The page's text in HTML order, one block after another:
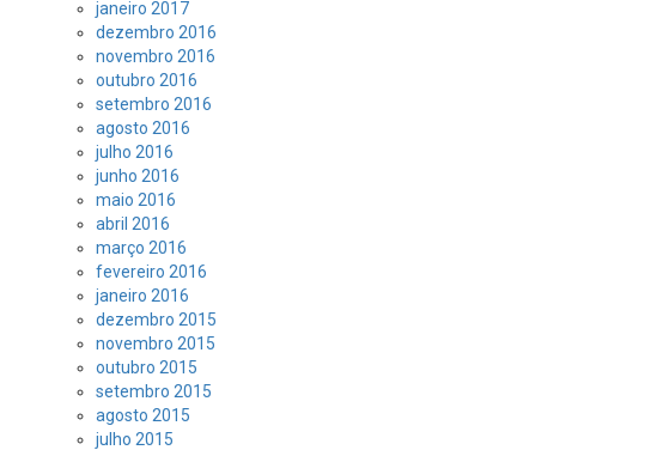
janeiro 2017
dezembro 2016
novembro 2016
outubro 2016
setembro 2016
agosto 2016
julho 2016
junho 2016
maio 2016
abril 2016
março 2016
fevereiro 2016
janeiro 2016
dezembro 2015
novembro 2015
outubro 2015
setembro 2015
agosto 2015
julho 2015